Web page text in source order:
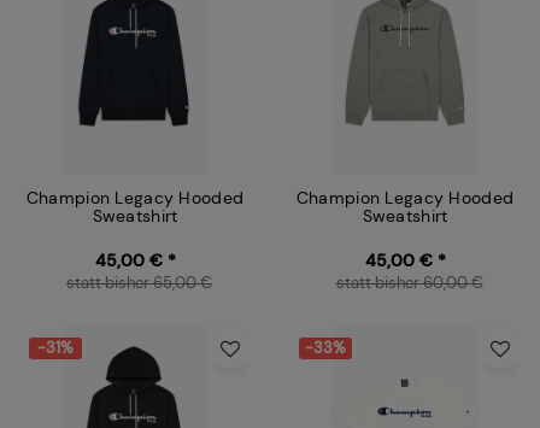
Champion Legacy Hooded
Sweatshirt
45,00 € *
statt bisher 65,00 €
Champion Legacy Hooded
Sweatshirt
45,00 € *
statt bisher 60,00 €
-31% -33%